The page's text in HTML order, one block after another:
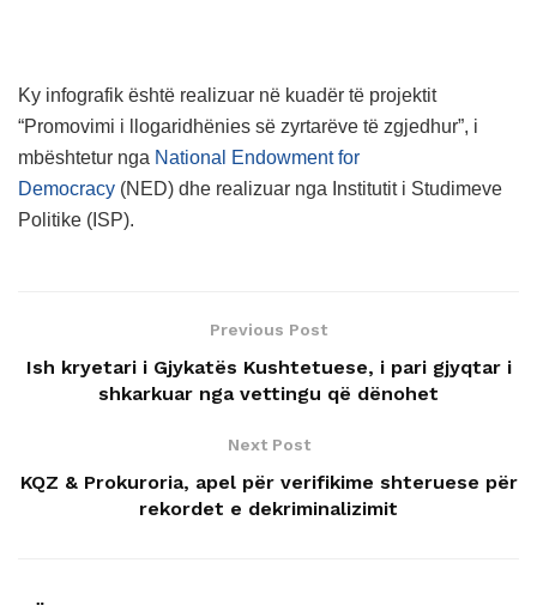
Ky infografik është realizuar në kuadër të projektit
“Promovimi i llogaridhënies së zyrtarëve të zgjedhur”, i
mbështetur nga National Endowment for
Democracy (NED) dhe realizuar nga Institutit i Studimeve
Politike (ISP).
Previous Post
Ish kryetari i Gjykatës Kushtetuese, i pari gjyqtar i
shkarkuar nga vettingu që dënohet
Next Post
KQZ & Prokuroria, apel për verifikime shteruese për
rekordet e dekriminalizimit